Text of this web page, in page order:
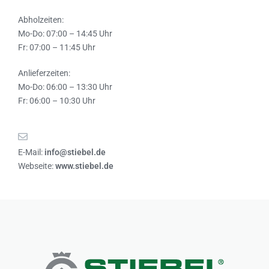
Abholzeiten:
Mo-Do: 07:00 – 14:45 Uhr
Fr: 07:00 – 11:45 Uhr
Anlieferzeiten:
Mo-Do: 06:00 – 13:30 Uhr
Fr: 06:00 – 10:30 Uhr
E-Mail: info@stiebel.de
Webseite:www.stiebel.de